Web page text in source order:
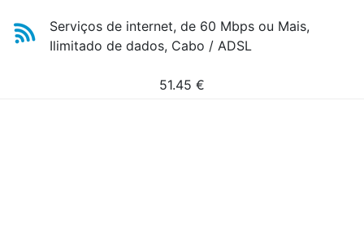
Serviços de internet, de 60 Mbps ou Mais,
Ilimitado de dados, Cabo / ADSL
51.45 €